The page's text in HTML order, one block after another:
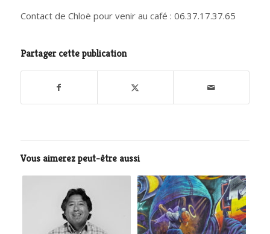
Contact de Chloë pour venir au café : 06.37.17.37.65
Partager cette publication
Vous aimerez peut-être aussi